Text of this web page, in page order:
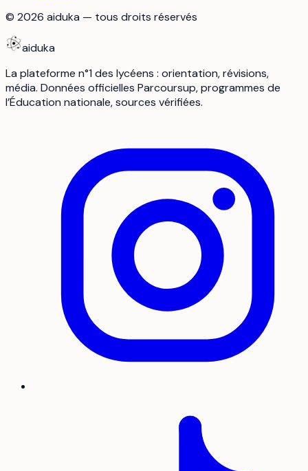
© 2026 aiduka — tous droits réservés
aiduka
La plateforme n°1 des lycéens : orientation, révisions,
média. Données officielles Parcoursup, programmes de
l’Éducation nationale, sources vérifiées.